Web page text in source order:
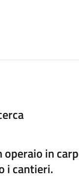
operaio in
i cantieri.